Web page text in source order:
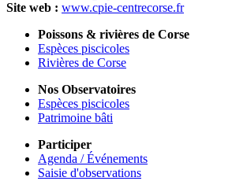
Site web : www.cpie-centrecorse.fr
Poissons & rivières de Corse
Espèces piscicoles
Rivières de Corse
Nos Observatoires
Espèces piscicoles
Patrimoine bâti
Participer
Agenda / Événements
Saisie d'observations